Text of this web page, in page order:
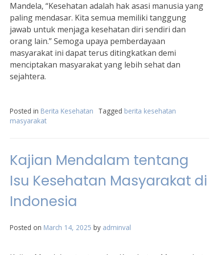
Mandela, “Kesehatan adalah hak asasi manusia yang
paling mendasar. Kita semua memiliki tanggung
jawab untuk menjaga kesehatan diri sendiri dan
orang lain.” Semoga upaya pemberdayaan
masyarakat ini dapat terus ditingkatkan demi
menciptakan masyarakat yang lebih sehat dan
sejahtera.
Posted in Berita Kesehatan Tagged berita kesehatan
masyarakat
Kajian Mendalam tentang
Isu Kesehatan Masyarakat di
Indonesia
Posted on March 14, 2025 by adminval